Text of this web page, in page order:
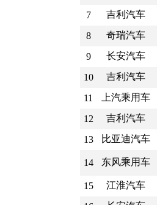
7
吉利汽车
8
奇瑞汽车
9
长安汽车
10
吉利汽车
11
上汽乘用车
12
吉利汽车
13
比亚迪汽车
14 东风乘用车
15 江淮汽车